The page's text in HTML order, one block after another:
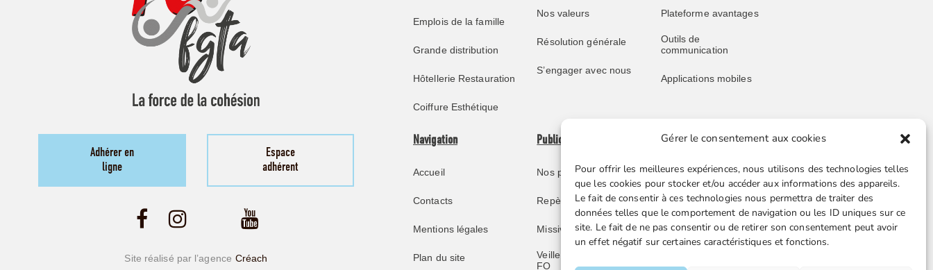
Gérer le consentement aux cookies
Pour offrir les meilleures expériences, nous utilisons des technologies telles
que les cookies pour stocker et/ou accéder aux informations des appareils.
Le fait de consentir à ces technologies nous permettra de traiter des
données telles que le comportement de navigation ou les ID uniques sur ce
site. Le fait de ne pas consentir ou de retirer son consentement peut avoir
un effet négatif sur certaines caractéristiques et fonctions.
Adhérer en
ligne
Espace
adhérent
Site réalisé par l’agence Créach
Emplois de la famille
Grande distribution
Hôtellerie Restauration
Coiffure Esthétique
Nos valeurs
Résolution générale
S’engager avec nous
Plateforme avantages
Outils de
communication
Applications mobiles
Navigation
Accueil
Contacts
Mentions légales
Plan du site
Publications
Nos publications
Repère juridique
Missive retraités
Veille juridique FGTA-
FO
Liens utiles
Boutique en ligne
Espace Presse
Nos partenaires